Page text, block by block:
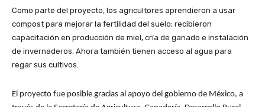
Como parte del proyecto, los agricultores aprendieron a usar
compost para mejorar la fertilidad del suelo; recibieron
capacitación en producción de miel, cría de ganado e instalación
de invernaderos. Ahora también tienen acceso al agua para
regar sus cultivos.
El proyecto fue posible gracias al apoyo del gobierno de México, a